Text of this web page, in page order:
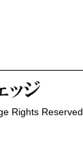
Rights Reserved